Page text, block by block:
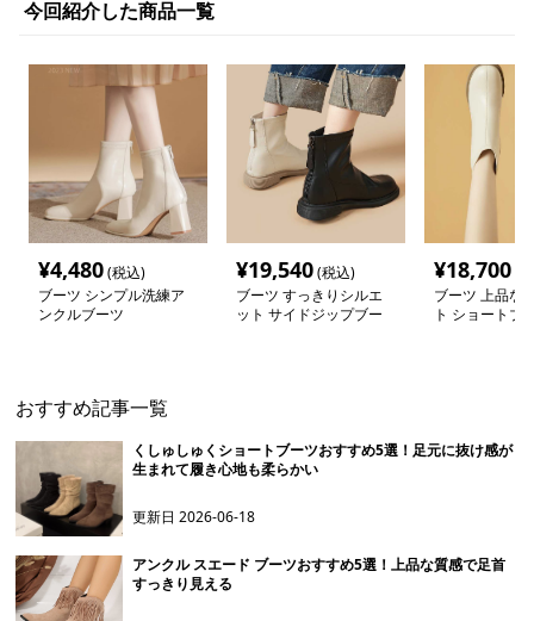
今回紹介した商品一覧
¥4,480(税込)
ブーツ シンプル洗練ア
ンクルブーツ
¥19,540(税込)
ブーツ すっきりシルエ
ット サイドジップブー
¥18,700
ブーツ 上品な
ト ショートブ
おすすめ記事一覧
くしゅしゅくショートブーツおすすめ5選！足元に抜け感が
生まれて履き心地も柔らかい
更新日2026-06-18
アンクル スエード ブーツおすすめ5選！上品な質感で足首
すっきり見える